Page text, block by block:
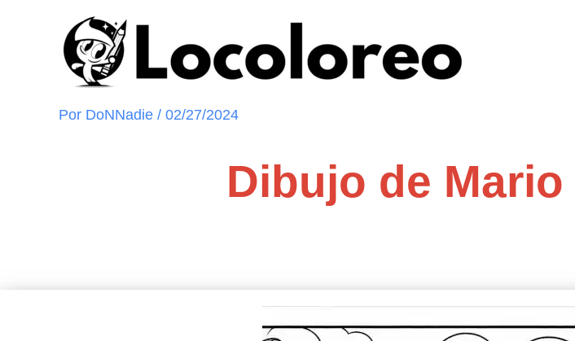
Por DoNNadie / 02/27/2024
Dibujo de